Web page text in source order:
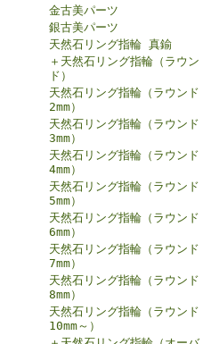
金古美パーツ
銀古美パーツ
天然石リング指輪 真鍮
＋天然石リング指輪（ラウン
ド）
天然石リング指輪（ラウンド
2mm）
天然石リング指輪（ラウンド
3mm）
天然石リング指輪（ラウンド
4mm）
天然石リング指輪（ラウンド
5mm）
天然石リング指輪（ラウンド
6mm）
天然石リング指輪（ラウンド
7mm）
天然石リング指輪（ラウンド
8mm）
天然石リング指輪（ラウンド
10mm～）